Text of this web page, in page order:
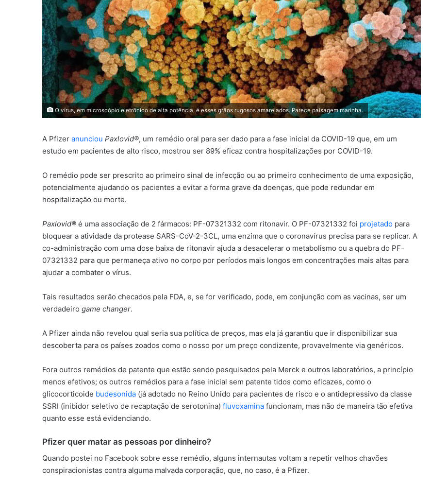
O vírus, em microscópio eletrõnico de alta potência, é esses grãos rugosos amarelados. Parece paisagem marinha.
A Pfizer anunciou Paxlovid®, um remédio oral para ser dado para a fase inicial da COVID-19 que, em um
estudo em pacientes de alto risco, mostrou ser 89% eficaz contra hospitalizações por COVID-19.
O remédio pode ser prescrito ao primeiro sinal de infecção ou ao primeiro conhecimento de uma exposição,
potencialmente ajudando os pacientes a evitar a forma grave da doenças, que pode redundar em
hospitalização ou morte.
Paxlovid® é uma associação de 2 fármacos: PF-07321332 com ritonavir. O PF-07321332 foi projetado para
bloquear a atividade da protease SARS-CoV-2-3CL, uma enzima que o coronavírus precisa para se replicar. A
co-administração com uma dose baixa de ritonavir ajuda a desacelerar o metabolismo ou a quebra do PF-
07321332 para que permaneça ativo no corpo por períodos mais longos em concentrações mais altas para
ajudar a combater o vírus.
Tais resultados serão checados pela FDA, e, se for verificado, pode, em conjunção com as vacinas, ser um
verdadeiro game changer.
A Pfizer ainda não revelou qual seria sua política de preços, mas ela já garantiu que ir disponibilizar sua
descoberta para os países zoados como o nosso por um preço condizente, provavelmente via genéricos.
Fora outros remédios de patente que estão sendo pesquisados pela Merck e outros laboratórios, a princípio
menos efetivos; os outros remédios para a fase inicial sem patente tidos como eficazes, como o
glicocorticoide budesonida (já adotado no Reino Unido para pacientes de risco e o antidepressivo da classe
SSRI (inibidor seletivo de recaptação de serotonina) fluvoxamina funcionam, mas não de maneira tão efetiva
quanto esse está evidenciando.
Pfizer quer matar as pessoas por dinheiro?
Quando postei no Facebook sobre esse remédio, alguns internautas voltam a repetir velhos chavões
conspiracionistas contra alguma malvada corporação, que, no caso, é a Pfizer.